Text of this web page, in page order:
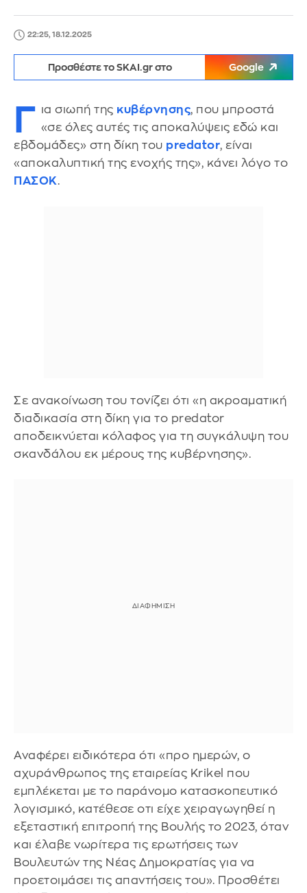
22:25, 18.12.2025
Προσθέστε το SKAI.gr στο Google
Γ ια σιωπή της κυβέρνησης, που μπροστά
«σε όλες αυτές τις αποκαλύψεις εδώ και
εβδομάδες» στη δίκη του predator, είναι
«αποκαλυπτική της ενοχής της», κάνει λόγο το
ΠΑΣΟΚ.
Σε ανακοίνωση του τονίζει ότι «η ακροαματική
διαδικασία στη δίκη για το predator
αποδεικνύεται κόλαφος για τη συγκάλυψη του
σκανδάλου εκ μέρους της κυβέρνησης».
Αναφέρει ειδικότερα ότι «προ ημερών, ο
αχυράνθρωπος της εταιρείας Krikel που
εμπλέκεται με το παράνομο κατασκοπευτικό
λογισμικό, κατέθεσε οτι είχε χειραγωγηθεί η
εξεταστική επιτροπή της Βουλής το 2023, όταν
και έλαβε νωρίτερα τις ερωτήσεις των
Βουλευτών της Νέας Δημοκρατίας για να
προετοιμάσει τις απαντήσεις του». Προσθέτει